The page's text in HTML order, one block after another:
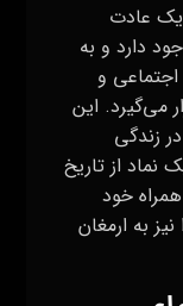
و
است. این
و
غربی
باستانی
اندازه،
یافته است.